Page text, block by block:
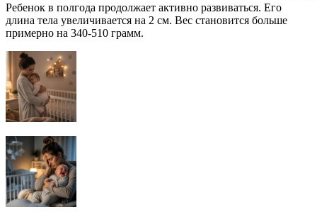
Ребенок в полгода продолжает активно развиваться. Его
длина тела увеличивается на 2 см. Вес становится больше
примерно на 340-510 грамм.